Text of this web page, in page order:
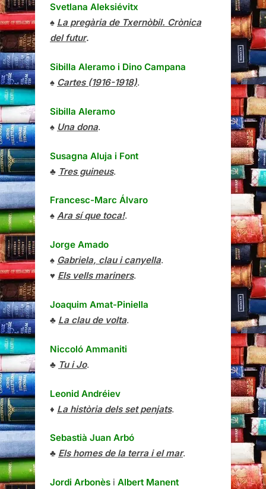
Svetlana Aleksiévitx
♠ La pregària de Txernòbil. Crònica
del futur.
Sibilla Aleramo i Dino Campana
♠ Cartes (1916-1918).
Sibilla Aleramo
♠ Una dona.
Susagna Aluja i Font
♣ Tres guineus.
Francesc-Marc Álvaro
♠ Ara sí que toca!.
Jorge Amado
♠ Gabriela, clau i canyella.
♥ Els vells mariners.
Joaquim Amat-Piniella
♣ La clau de volta.
Niccoló Ammaniti
♣ Tu i Jo.
Leonid Andréiev
♦ La història dels set penjats.
Sebastià Juan Arbó
♣ Els homes de la terra i el mar.
Jordi Arbonès i Albert Manent